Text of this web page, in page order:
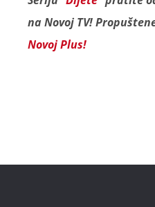
na Novoj TV!
Novoj Plus!